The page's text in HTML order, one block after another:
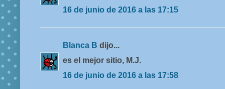
16 de junio de 2016 a las 17:15
Blanca B dijo...
es el mejor sitio, M.J.
16 de junio de 2016 a las 17:58